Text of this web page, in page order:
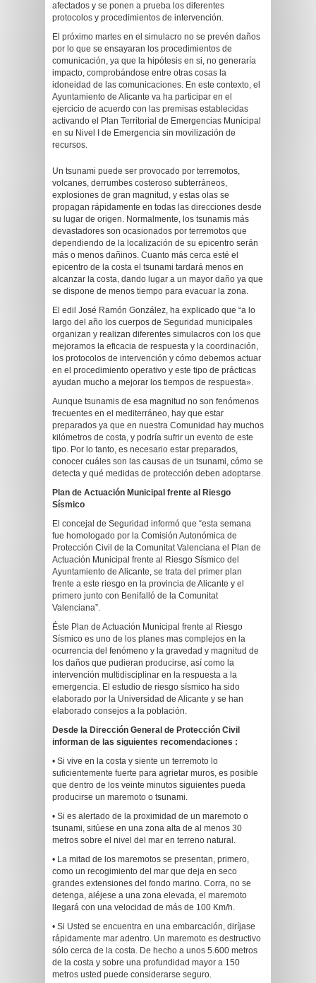
afectados y se ponen a prueba los diferentes
protocolos y procedimientos de intervención.
El próximo martes en el simulacro no se prevén daños
por lo que se ensayaran los procedimientos de
comunicación, ya que la hipótesis en si, no generaría
impacto, comprobándose entre otras cosas la
idoneidad de las comunicaciones. En este contexto, el
Ayuntamiento de Alicante va ha participar en el
ejercicio de acuerdo con las premisas establecidas
activando el Plan Territorial de Emergencias Municipal
en su Nivel I de Emergencia sin movilización de
recursos.
Un tsunami puede ser provocado por terremotos,
volcanes, derrumbes costeroso subterráneos,
explosiones de gran magnitud, y estas olas se
propagan rápidamente en todas las direcciones desde
su lugar de origen. Normalmente, los tsunamis más
devastadores son ocasionados por terremotos que
dependiendo de la localización de su epicentro serán
más o menos dañinos. Cuanto más cerca esté el
epicentro de la costa el tsunami tardará menos en
alcanzar la costa, dando lugar a un mayor daño ya que
se dispone de menos tiempo para evacuar la zona.
El edil José Ramón González, ha explicado que “a lo
largo del año los cuerpos de Seguridad municipales
organizan y realizan diferentes simulacros con los que
mejoramos la eficacia de respuesta y la coordinación,
los protocolos de intervención y cómo debemos actuar
en el procedimiento operativo y este tipo de prácticas
ayudan mucho a mejorar los tiempos de respuesta».
Aunque tsunamis de esa magnitud no son fenómenos
frecuentes en el mediterráneo, hay que estar
preparados ya que en nuestra Comunidad hay muchos
kilómetros de costa, y podría sufrir un evento de este
tipo. Por lo tanto, es necesario estar preparados,
conocer cuáles son las causas de un tsunami, cómo se
detecta y qué medidas de protección deben adoptarse.
Plan de Actuación Municipal frente al Riesgo
Sísmico
El concejal de Seguridad informó que “esta semana
fue homologado por la Comisión Autonómica de
Protección Civil de la Comunitat Valenciana el Plan de
Actuación Municipal frente al Riesgo Sísmico del
Ayuntamiento de Alicante, se trata del primer plan
frente a este riesgo en la provincia de Alicante y el
primero junto con Benifalló de la Comunitat
Valenciana”.
Éste Plan de Actuación Municipal frente al Riesgo
Sísmico es uno de los planes mas complejos en la
ocurrencia del fenómeno y la gravedad y magnitud de
los daños que pudieran producirse, así como la
intervención multidisciplinar en la respuesta a la
emergencia. El estudio de riesgo sísmico ha sido
elaborado por la Universidad de Alicante y se han
elaborado consejos a la población.
Desde la Dirección General de Protección Civil
informan de las siguientes recomendaciones :
• Si vive en la costa y siente un terremoto lo
suficientemente fuerte para agrietar muros, es posible
que dentro de los veinte minutos siguientes pueda
producirse un maremoto o tsunami.
• Si es alertado de la proximidad de un maremoto o
tsunami, sitúese en una zona alta de al menos 30
metros sobre el nivel del mar en terreno natural.
• La mitad de los maremotos se presentan, primero,
como un recogimiento del mar que deja en seco
grandes extensiones del fondo marino. Corra, no se
detenga, aléjese a una zona elevada, el maremoto
llegará con una velocidad de más de 100 Km/h.
• Si Usted se encuentra en una embarcación, diríjase
rápidamente mar adentro. Un maremoto es destructivo
sólo cerca de la costa. De hecho a unos 5.600 metros
de la costa y sobre una profundidad mayor a 150
metros usted puede considerarse seguro.